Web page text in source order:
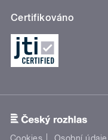
Certifikováno
Cookies Osobní údaje